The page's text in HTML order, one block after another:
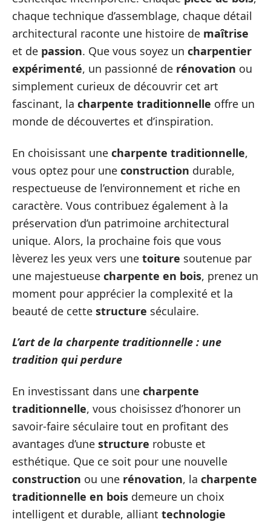
chaque technique d’assemblage, chaque détail
architectural raconte une histoire de maîtrise
et de passion. Que vous soyez un charpentier
expérimenté, un passionné de rénovation ou
simplement curieux de découvrir cet art
fascinant, la charpente traditionnelle offre un
monde de découvertes et d’inspiration.
En choisissant une charpente traditionnelle,
vous optez pour une construction durable,
respectueuse de l’environnement et riche en
caractère. Vous contribuez également à la
préservation d’un patrimoine architectural
unique. Alors, la prochaine fois que vous
lèverez les yeux vers une toiture soutenue par
une majestueuse charpente en bois, prenez un
moment pour apprécier la complexité et la
beauté de cette structure séculaire.
L’art de la charpente traditionnelle : une
tradition qui perdure
En investissant dans une charpente
traditionnelle, vous choisissez d’honorer un
savoir-faire séculaire tout en profitant des
avantages d’une structure robuste et
esthétique. Que ce soit pour une nouvelle
construction ou une rénovation, la charpente
traditionnelle en bois demeure un choix
intelligent et durable, alliant technologie